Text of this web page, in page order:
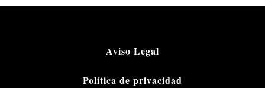
Aviso Legal
Política de privacidad